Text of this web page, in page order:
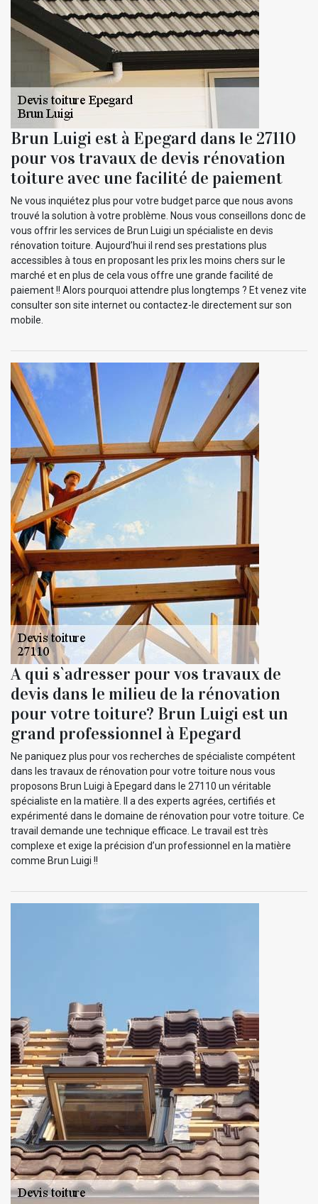
Brun Luigi est à Epegard dans le 27110
pour vos travaux de devis rénovation
toiture avec une facilité de paiement
Ne vous inquiétez plus pour votre budget parce que nous avons
trouvé la solution à votre problème. Nous vous conseillons donc de
vous offrir les services de Brun Luigi un spécialiste en devis
rénovation toiture. Aujourd’hui il rend ses prestations plus
accessibles à tous en proposant les prix les moins chers sur le
marché et en plus de cela vous offre une grande facilité de
paiement !! Alors pourquoi attendre plus longtemps ? Et venez vite
consulter son site internet ou contactez-le directement sur son
mobile.
A qui s`adresser pour vos travaux de
devis dans le milieu de la rénovation
pour votre toiture? Brun Luigi est un
grand professionnel à Epegard
Ne paniquez plus pour vos recherches de spécialiste compétent
dans les travaux de rénovation pour votre toiture nous vous
proposons Brun Luigi à Epegard dans le 27110 un véritable
spécialiste en la matière. Il a des experts agrées, certifiés et
expérimenté dans le domaine de rénovation pour votre toiture. Ce
travail demande une technique efficace. Le travail est très
complexe et exige la précision d’un professionnel en la matière
comme Brun Luigi !!